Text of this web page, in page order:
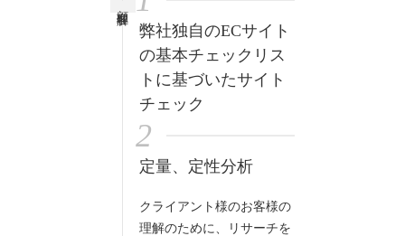
弊社独自のECサイト
の基本チェックリス
トに基づいたサイト
チェック
2
定量、定性分析
クライアント様のお客様の
理解のために、リサーチを